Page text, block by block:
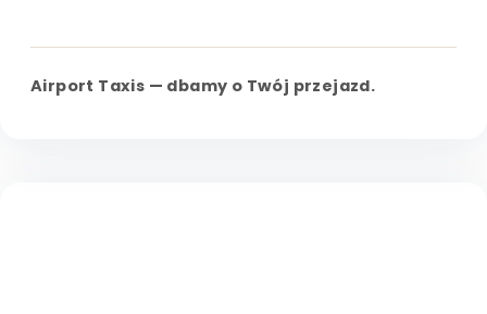
Airport Taxis — dbamy o Twój przejazd.